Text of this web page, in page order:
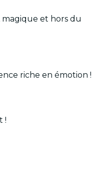
et hors du
riche en émotion !
!